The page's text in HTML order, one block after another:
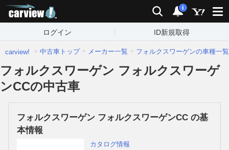
検索 通知
i
ログイン ID新規取得
carview! 中古車トップ メーカー一覧 フォルクスワーゲンの車種一覧
フォルクスワーゲン フォルクスワーゲ
ンCCの中古車
フォルクスワーゲン フォルクスワーゲンCC の基
本情報
カタログ情報